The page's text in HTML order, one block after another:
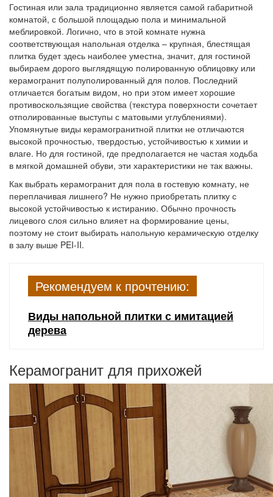
Гостиная или зала традиционно является самой габаритной
комнатой, с большой площадью пола и минимальной
меблировкой. Логично, что в этой комнате нужна
соответствующая напольная отделка – крупная, блестящая
плитка будет здесь наиболее уместна, значит, для гостиной
выбираем дорого выглядящую полированную облицовку или
керамогранит полуполированный для полов. Последний
отличается богатым видом, но при этом имеет хорошие
противоскользящие свойства (текстура поверхности сочетает
отполированные выступы с матовыми углублениями).
Упомянутые виды керамогранитной плитки не отличаются
высокой прочностью, твердостью, устойчивостью к химии и
влаге. Но для гостиной, где предполагается не частая ходьба
в мягкой домашней обуви, эти характеристики не так важны.
Как выбрать керамогранит для пола в гостевую комнату, не
переплачивая лишнего? Не нужно приобретать плитку с
высокой устойчивостью к истиранию. Обычно прочность
лицевого слоя сильно влияет на формирование цены,
поэтому не стоит выбирать напольную керамическую отделку
в залу выше PEI-II.
Рекомендуем к прочтению:
Виды напольной плитки с имитацией
дерева
Керамогранит для прихожей